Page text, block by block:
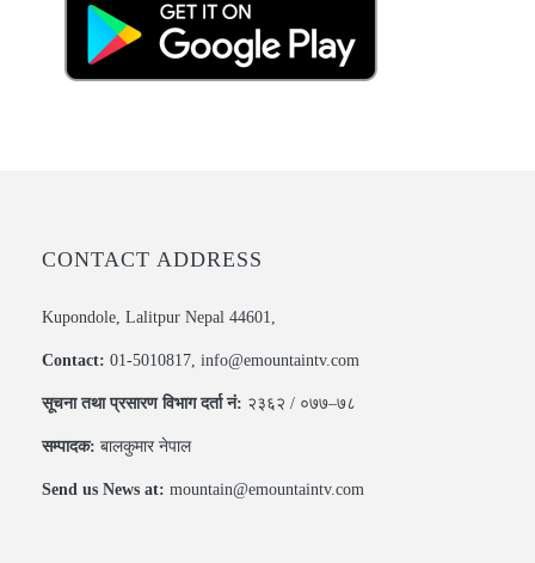
CONTACT ADDRESS
Kupondole, Lalitpur Nepal 44601,
Contact: 01-5010817, info@emountaintv.com
सूचना तथा प्रसारण विभाग दर्ता नं: २३६२ / ०७७–७८
सम्पादक: बालकुमार नेपाल
Send us News at: mountain@emountaintv.com